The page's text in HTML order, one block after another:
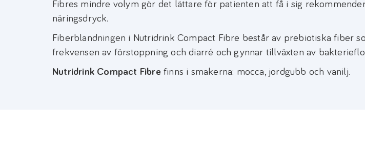
Fibres mindre volym gör det lättare för patienten att få i sig
näringsdryck.
Fiberblandningen i Nutridrink Compact Fibre består av prebiotiska fiber
frekvensen av förstoppning och diarré och gynnar tillväxten av
Nutridrink Compact Fibre finns i smakerna: mocca, jordgubb och vanilj.